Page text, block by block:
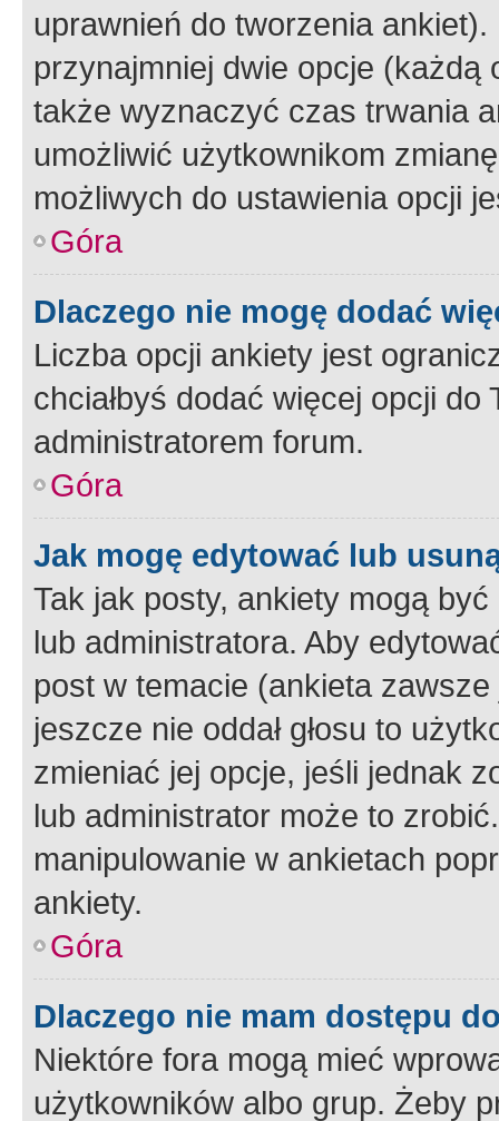
uprawnień do tworzenia
przynajmniej dwie opcje
także wyznaczyć czas trwania
umożliwić użytkownikom
możliwych do ustawienia opcji
Góra
Dlaczego nie mogę dodać
Liczba opcji ankiety jest
chciałbyś dodać więcej opcji
administratorem forum.
Góra
Jak mogę edytować lub
Tak jak posty, ankiety mogą
lub administratora. Aby
post w temacie (ankieta
jeszcze nie oddał głosu to
zmieniać jej opcje, jeśli jednak
lub administrator może to
manipulowanie w ankietach
ankiety.
Góra
Dlaczego nie mam dostępu
Niektóre fora mogą mieć
użytkowników albo grup. Żeby